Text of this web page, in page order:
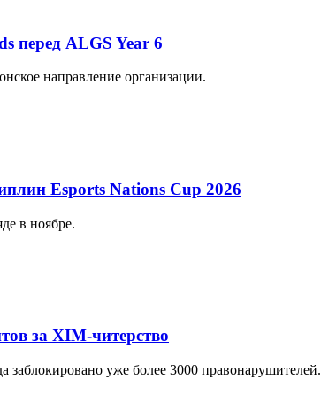
перед ALGS Year 6
направление организации.
Esports Nations Cup 2026
в ноябре.
за XIM-читерство
заблокировано уже более 3000 правонарушителей.